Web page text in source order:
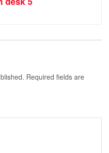
Required fields are